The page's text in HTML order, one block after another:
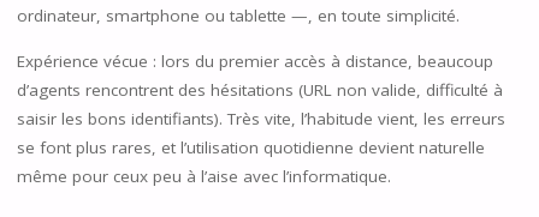
ordinateur, smartphone ou tablette —, en toute simplicité.
Expérience vécue : lors du premier accès à distance, beaucoup
d’agents rencontrent des hésitations (URL non valide, difficulté à
saisir les bons identifiants). Très vite, l’habitude vient, les erreurs
se font plus rares, et l’utilisation quotidienne devient naturelle
même pour ceux peu à l’aise avec l’informatique.